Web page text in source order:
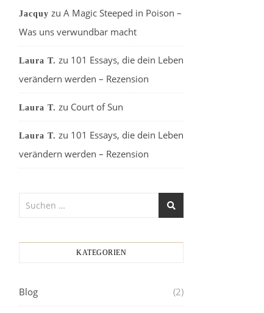
Jacquy zu A Magic Steeped in Poison –
Was uns verwundbar macht
Laura T. zu 101 Essays, die dein Leben
verändern werden – Rezension
Laura T. zu Court of Sun
Laura T. zu 101 Essays, die dein Leben
verändern werden – Rezension
KATEGORIEN
Blog (2)